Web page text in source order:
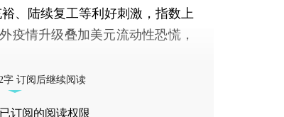
、陆续复工等利好刺激，指数上
疫情升级叠加美元流动性恐慌，
字 订阅后继续阅读
订阅的阅读权限